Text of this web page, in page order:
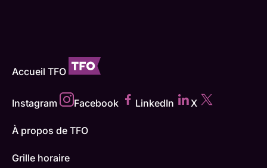
Accueil TFO
Instagram Facebook LinkedIn X
À propos de TFO
Grille horaire